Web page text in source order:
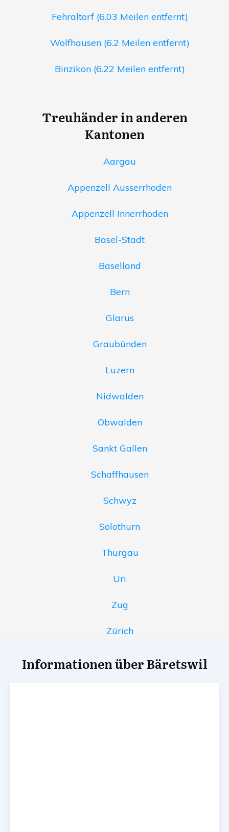
Fehraltorf (6.03 Meilen entfernt)
Wolfhausen (6.2 Meilen entfernt)
Binzikon (6.22 Meilen entfernt)
Treuhänder in anderen
Kantonen
Aargau
Appenzell Ausserrhoden
Appenzell Innerrhoden
Basel-Stadt
Baselland
Bern
Glarus
Graubünden
Luzern
Nidwalden
Obwalden
Sankt Gallen
Schaffhausen
Schwyz
Solothurn
Thurgau
Uri
Zug
Zürich
Informationen über Bäretswil